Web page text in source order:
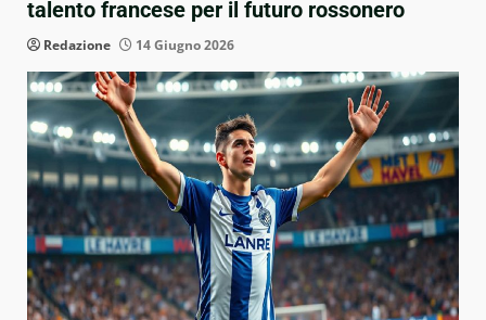
talento francese per il futuro rossonero
Redazione 14 Giugno 2026